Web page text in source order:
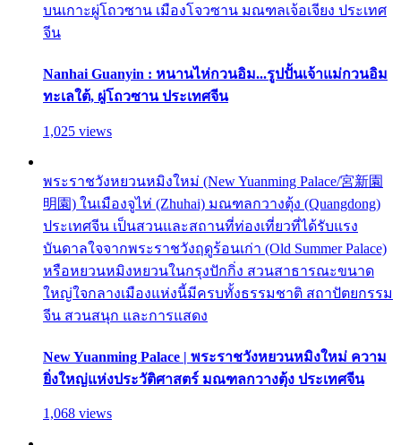
บนเกาะผู่โถวซาน เมืองโจวซาน มณฑลเจ้อเจียง ประเทศ
จีน
Nanhai Guanyin : หนานไห่กวนอิม...รูปปั้นเจ้าแม่กวนอิม
ทะเลใต้, ผู่โถวซาน ประเทศจีน
1,025 views
พระราชวังหยวนหมิงใหม่ (New Yuanming Palace/宮新園
明園) ในเมืองจูไห่ (Zhuhai) มณฑลกวางตุ้ง (Quangdong)
ประเทศจีน เป็นสวนและสถานที่ท่องเที่ยวที่ได้รับแรง
บันดาลใจจากพระราชวังฤดูร้อนเก่า (Old Summer Palace)
หรือหยวนหมิงหยวนในกรุงปักกิ่ง สวนสาธารณะขนาด
ใหญ่ใจกลางเมืองแห่งนี้มีครบทั้งธรรมชาติ สถาปัตยกรรม
จีน สวนสนุก และการแสดง
New Yuanming Palace | พระราชวังหยวนหมิงใหม่ ความ
ยิ่งใหญ่แห่งประวัติศาสตร์ มณฑลกวางตุ้ง ประเทศจีน
1,068 views